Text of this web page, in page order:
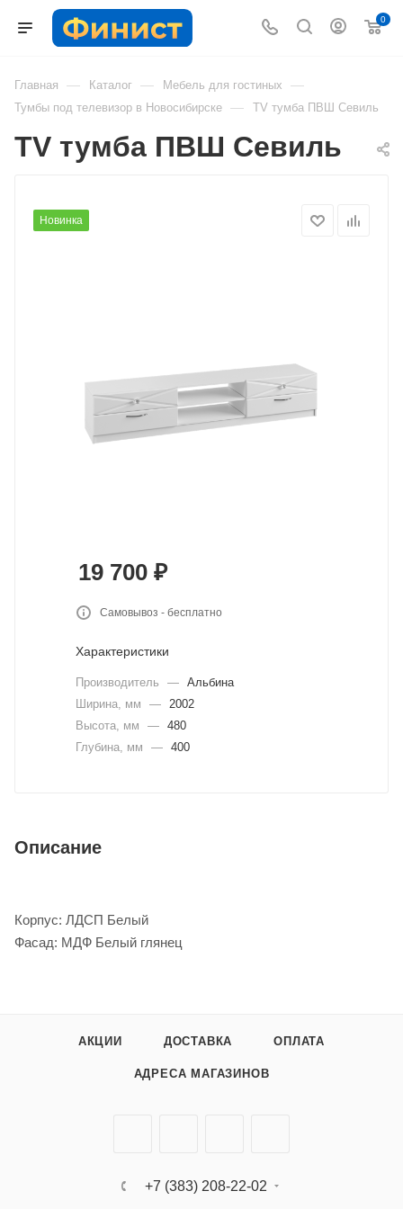
0
Главная — Каталог — Мебель для гостиных —
Тумбы под телевизор в Новосибирске — TV тумба ПВШ Севиль
TV тумба ПВШ Севиль
Новинка
19 700 ₽
Самовывоз - бесплатно
Характеристики
Производитель — Альбина
Ширина, мм
— 2002
Высота, мм
— 480
Глубина, мм
— 400
Описание
Корпус: ЛДСП Белый
Фасад: МДФ Белый глянец
АКЦИИ ДОСТАВКА ОПЛАТА
АДРЕСА МАГАЗИНОВ
+7 (383) 208-22-02